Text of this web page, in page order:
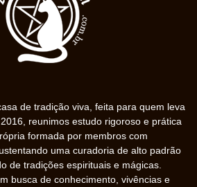
de tradição viva, feita para quem leva
reunimos estudo rigoroso e prática
formada por membros com
uma curadoria de alto padrão
de tradições espirituais e mágicas.
busca de conhecimento, vivências e